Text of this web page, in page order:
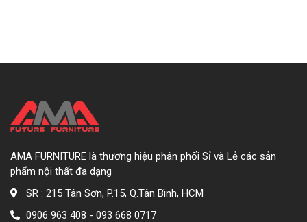
AMA FURNITURE là thương hiệu phân phối Sỉ và Lẻ các sản
phẩm nội thất đa dạng
SR : 215 Tân Sơn, P.15, Q.Tân Bình, HCM
0906 963 408 - 093 668 0717